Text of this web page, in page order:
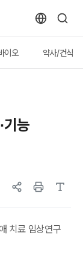
이오 약사/건식
기능
치료 임상연구